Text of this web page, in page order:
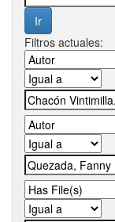
Filtros actuales: